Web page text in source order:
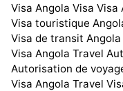
Visa Angola Visa
Visa touristique
Visa de transit Angola
Visa Angola Travel
Autorisation de
Visa Angola Travel